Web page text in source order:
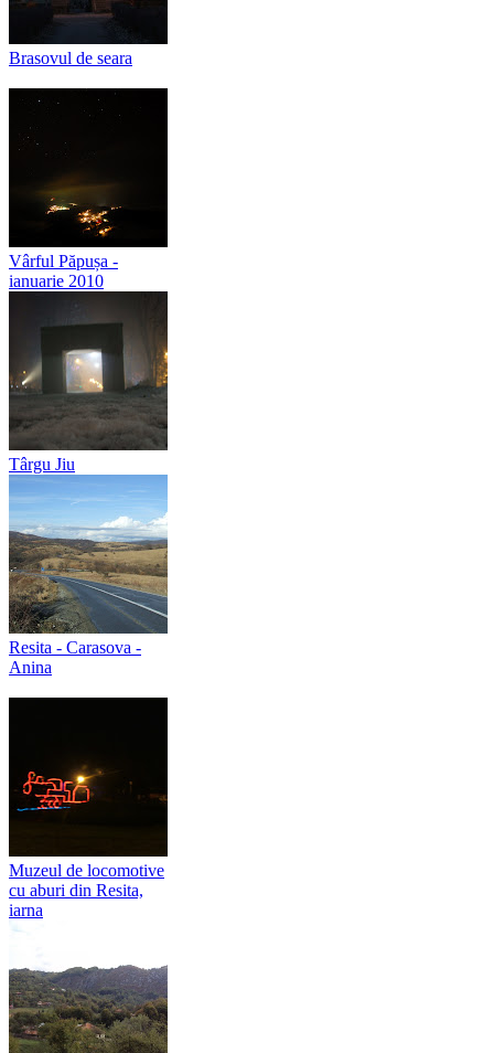
Brasovul de seara
Vârful Păpușa -
ianuarie 2010
Târgu Jiu
Resita - Carasova -
Anina
Muzeul de locomotive
cu aburi din Resita,
iarna